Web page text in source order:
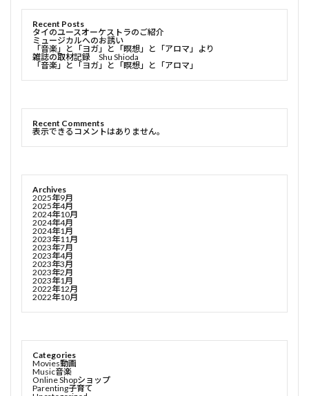
Recent Posts
タイのユースオーケストラのご紹介
ミュージカルへのお誘い
「音楽」と「ヨガ」と「瞑想」と「アロマ」より
雑誌の取材記録 Shu Shioda
「音楽」と「ヨガ」と「瞑想」と「アロマ」
Recent Comments
表示できるコメントはありません。
Archives
2025年9月
2025年4月
2024年10月
2024年4月
2024年1月
2023年11月
2023年7月
2023年4月
2023年3月
2023年2月
2023年1月
2022年12月
2022年10月
Categories
Movies動画
Music音楽
Online Shopショップ
Parenting子育て